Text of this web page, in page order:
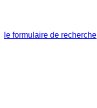
le formulaire de recherche